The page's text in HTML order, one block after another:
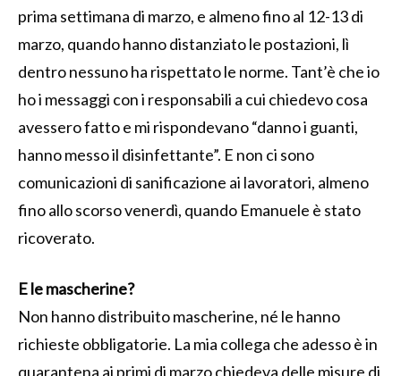
prima settimana di marzo, e almeno fino al 12-13 di
marzo, quando hanno distanziato le postazioni, lì
dentro nessuno ha rispettato le norme. Tant’è che io
ho i messaggi con i responsabili a cui chiedevo cosa
avessero fatto e mi rispondevano “danno i guanti,
hanno messo il disinfettante”. E non ci sono
comunicazioni di sanificazione ai lavoratori, almeno
fino allo scorso venerdì, quando Emanuele è stato
ricoverato.
E le mascherine?
Non hanno distribuito mascherine, né le hanno
richieste obbligatorie. La mia collega che adesso è in
quarantena ai primi di marzo chiedeva delle misure di